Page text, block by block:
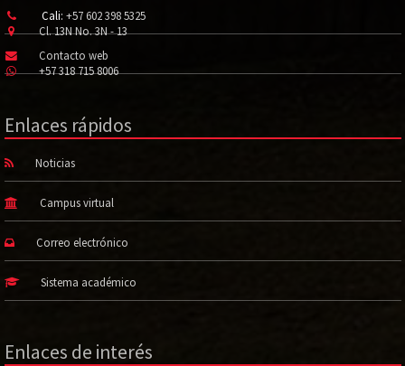
Cali: +57 602 398 5325
Cl. 13N No. 3N - 13
Contacto web
+57 318 715 8006
Enlaces rápidos
Noticias
Campus virtual
Correo electrónico
Sistema académico
Enlaces de interés